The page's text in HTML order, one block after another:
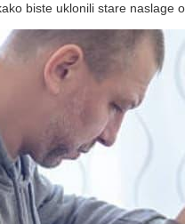
biste uklonili stare naslage